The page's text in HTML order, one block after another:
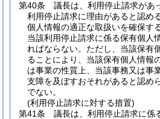
第40条
議長は、利用停止請求があ
利用停止請求に理由があると認め
個人情報の適正な取扱いを確保す
当該利用停止請求に係る保有個人
ればならない。 ただし、当該保有
ることにより、当該保有個人情報
は事業の性質上、当該事務又は事
支障を及ぼすおそれがあると認め
でない。
(利用停止請求に対する措置)
第41条
議長は、利用停止請求に係